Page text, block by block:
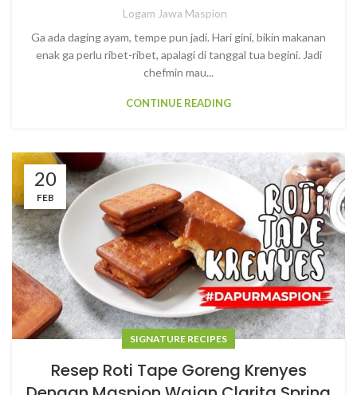
Logam Jawa Maspion
Ga ada daging ayam, tempe pun jadi. Hari gini, bikin makanan
enak ga perlu ribet-ribet, apalagi di tanggal tua begini. Jadi
chefmin mau...
CONTINUE READING
20
FEB
SIGNATURE RECIPES
Resep Roti Tape Goreng Krenyes